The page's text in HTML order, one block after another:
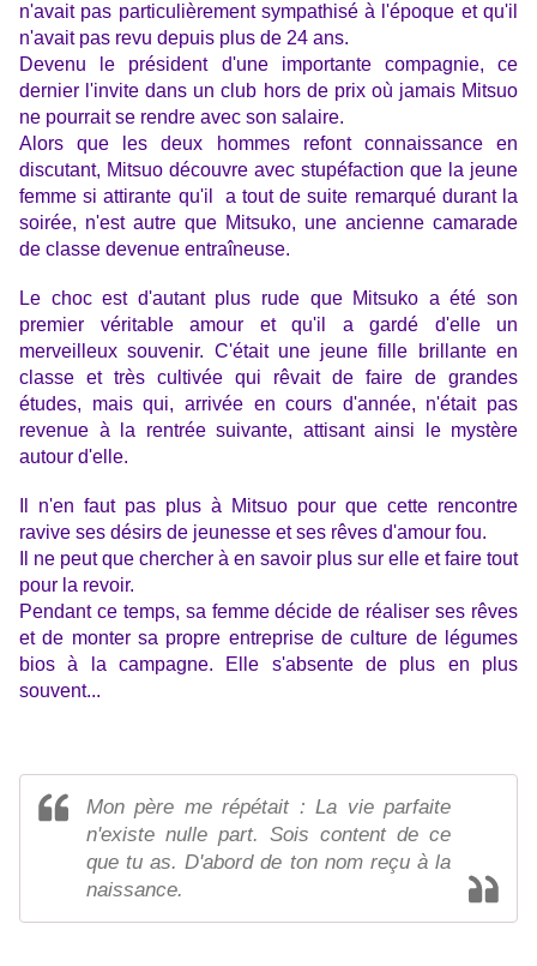
n'avait pas particulièrement sympathisé à l'époque et qu'il
n'avait pas revu depuis plus de 24 ans.
Devenu le président d'une importante compagnie, ce
dernier l'invite dans un club hors de prix où jamais Mitsuo
ne pourrait se rendre avec son salaire.
Alors que les deux hommes refont connaissance en
discutant, Mitsuo découvre avec stupéfaction que la jeune
femme si attirante qu'il a tout de suite remarqué durant la
soirée, n'est autre que Mitsuko, une ancienne camarade
de classe devenue entraîneuse.
Le choc est d'autant plus rude que Mitsuko a été son
premier véritable amour et qu'il a gardé d'elle un
merveilleux souvenir. C'était une jeune fille brillante en
classe et très cultivée qui rêvait de faire de grandes
études, mais qui, arrivée en cours d'année, n'était pas
revenue à la rentrée suivante, attisant ainsi le mystère
autour d'elle.
Il n'en faut pas plus à Mitsuo pour que cette rencontre
ravive ses désirs de jeunesse et ses rêves d'amour fou.
Il ne peut que chercher à en savoir plus sur elle et faire tout
pour la revoir.
Pendant ce temps, sa femme décide de réaliser ses rêves
et de monter sa propre entreprise de culture de légumes
bios à la campagne. Elle s'absente de plus en plus
souvent...
Mon père me répétait : La vie parfaite
n'existe nulle part. Sois content de ce
que tu as. D'abord de ton nom reçu à la
naissance.